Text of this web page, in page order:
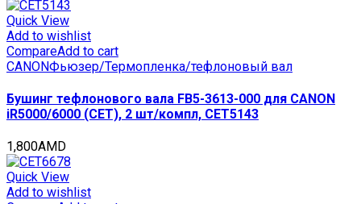
Quick View
Add to wishlist
CompareAdd to cart
CANONФьюзер/Термопленка/тефлоновый вал
Бушинг тефлонового вала FB5-3613-000 для CANON
iR5000/6000 (CET), 2 шт/компл, CET5143
1,800AMD
Quick View
Add to wishlist